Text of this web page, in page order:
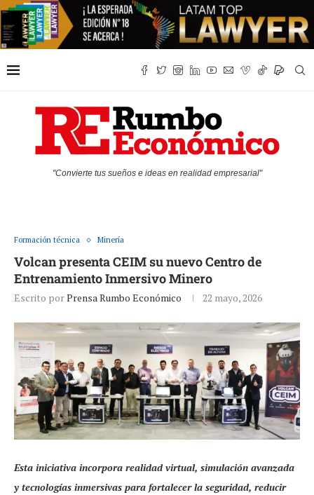
"Convierte tus sueños e ideas en realidad empresarial"
Formación técnica Minería
Volcan presenta CEIM su nuevo Centro de
Entrenamiento Inmersivo Minero
Escrito porPrensa Rumbo Económico 22 mayo, 2026
Esta iniciativa incorpora realidad virtual, simulación avanzada
y tecnologías inmersivas para fortalecer la seguridad, reducir